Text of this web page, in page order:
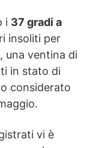
i 37 gradi a
insoliti per
una ventina di
in stato di
considerato
vi è